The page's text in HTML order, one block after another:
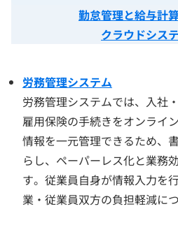
勤怠管理と給与計
クラウドシス
労務管理システム
労務管理システムでは、入社
雇用保険の手続きをオンライ
情報を一元管理できるため、
らし、ペーパーレス化と業務
す。従業員自身が情報入力を
業・従業員双方の負担軽減に